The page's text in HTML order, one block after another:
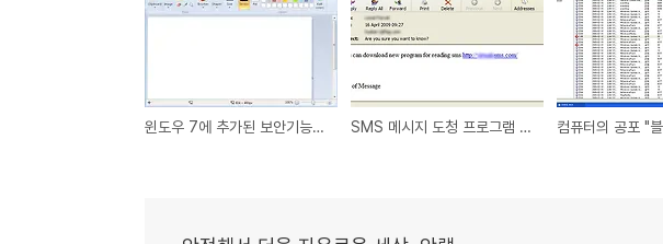
윈도우 7에 추가된 보안기능 세가지 SMS 메시지 도청 프로그램 제공 이메일 주의